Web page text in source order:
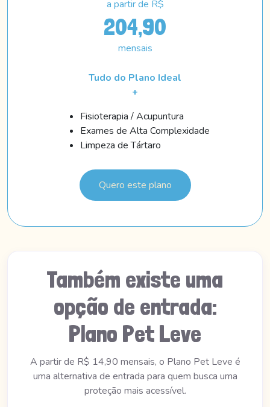
a partir de R$
204,90
mensais
Tudo do Plano Ideal
+
Fisioterapia / Acupuntura
Exames de Alta Complexidade
Limpeza de Tártaro
Quero este plano
Também existe uma
opção de entrada:
Plano Pet Leve
A partir de R$ 14,90 mensais, o Plano Pet Leve é
uma alternativa de entrada para quem busca uma
proteção mais acessível.